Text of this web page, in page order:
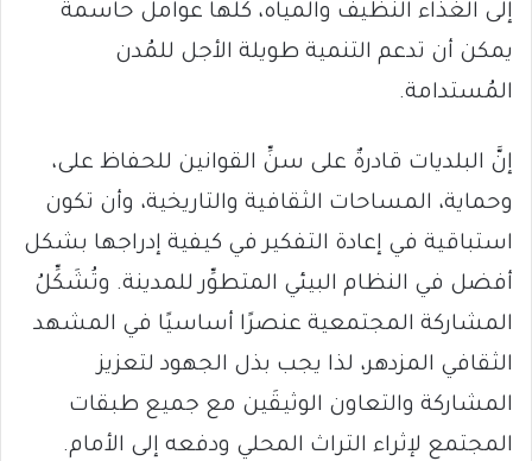
إلى الغذاء النظيف والمياه، كلها عوامل حاسمة
يمكن أن تدعم التنمية طويلة الأجل للمُدن
المُستدامة.
إنَّ البلديات قادرةٌ على سنِّ القوانين للحفاظ على،
وحماية، المساحات الثقافية والتاريخية، وأن تكون
استباقية في إعادة التفكير في كيفية إدراجها بشكل
أفضل في النظام البيئي المتطوِّر للمدينة. وتُشَكِّلُ
المشاركة المجتمعية عنصرًا أساسيًا في المشهد
الثقافي المزدهر، لذا يجب بذل الجهود لتعزيز
المشاركة والتعاون الوثيقَين مع جميع طبقات
المجتمع لإثراء التراث المحلي ودفعه إلى الأمام.